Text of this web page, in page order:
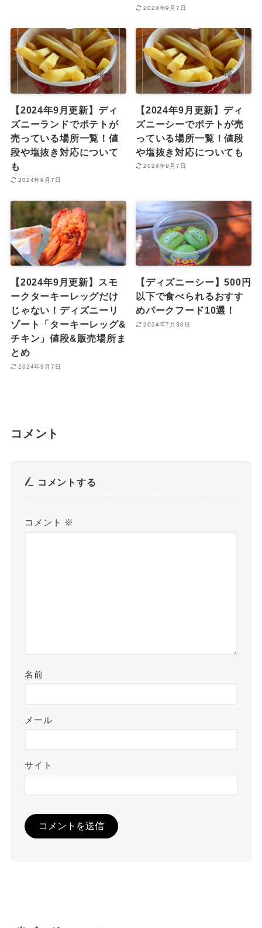
2024年9月7日
【2024年9月更新】ディ
ズニーランドでポテトが
売っている場所一覧！値
段や塩抜き対応について
も
2024年9月7日
【2024年9月更新】ディ
ズニーシーでポテトが売
っている場所一覧！値段
や塩抜き対応についても
2024年9月7日
【2024年9月更新】スモ
ークターキーレッグだけ
じゃない！ディズニーリ
ゾート「ターキーレッグ&
チキン」値段&販売場所ま
とめ
2024年9月7日
【ディズニーシー】500円
以下で食べられるおすす
めパークフード10選！
2024年7月30日
コメント
コメントする
コメント ※
名前
メール
サイト